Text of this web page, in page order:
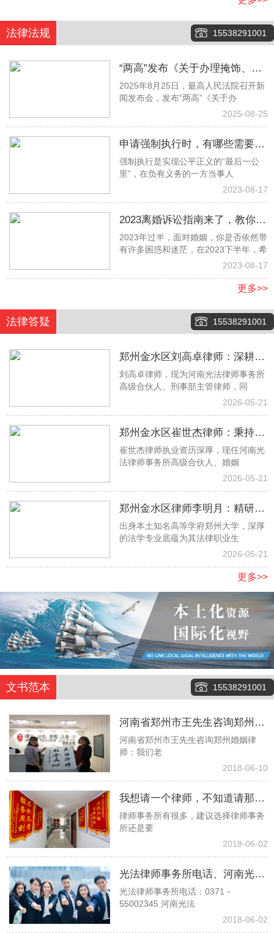
法律法规 15538291001
“两高”发布《关于办理掩饰、隐
瞒犯罪所得、犯罪所得收益刑事
案件适用法律若干问题的解释》
2025年8月25日，最高人民法院召开新
闻发布会，发布“两高”《关于办
2025-08-25
申请强制执行时，有哪些需要注
意的事项？
强制执行是实现公平正义的“最后一公
里”，在负有义务的一方当事人
2023-08-17
2023离婚诉讼指南来了，教你少
走冤枉路！建议收藏→
2023年过半，面对婚姻，你是否依然带
有许多困惑和迷茫，在2023下半年，希
2023-08-17
更多>>
法律答疑 15538291001
郑州金水区刘高卓律师：深耕刑
事辩护一线，以专业实力守护司
刘高卓律师，现为河南光法律师事务所
高级合伙人、刑事部主管律师，同
2026-05-21
郑州金水区崔世杰律师：秉持专
业初心 专攻婚姻家事法律难题
崔世杰律师执业资历深厚，现任河南光
法律师事务所高级合伙人、婚姻
2026-05-21
郑州金水区律师李明月：精研借
贷房产工程纠纷 专业助力权益落
出身本土知名高等学府郑州大学，深厚
的法学专业底蕴为其法律职业生
2026-05-21
更多>>
文书范本 15538291001
河南省郑州市王先生咨询郑州婚
姻律师：我们老伴俩今年都八十
多了，没有任何经济来源，有两
一个孙子，但是当我们问他要钱
时，他说他是孙子没有赡养我们
的义务，请问对吗？
河南省郑州市王先生咨询郑州婚姻律
师：我们老
2018-06-10
我想请一个律师，不知道请那个
律师事务所更好些！
律师事务所有很多，建议选择律师事务
所还是要
2018-06-02
光法律师事务所电话、河南光法
律师事务所电话、郑州光法律师
事务所电话037155002345
光法律师事务所电话：0371－
55002345 河南光法
2018-06-02